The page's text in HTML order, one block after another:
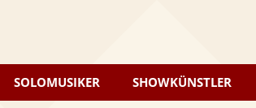
SOLOMUSIKER SHOWKÜNSTLER